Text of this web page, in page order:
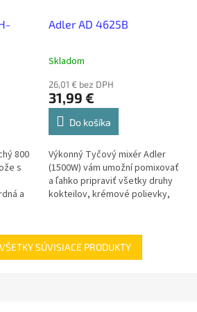
800
s
a
Adler AD 4625B
Skladom
26,01 € bez DPH
31,99 €
Do košíka
Výkonný Tyčový mixér Adler
(1500W) vám umožní pomixovať
a ľahko pripraviť všetky druhy
kokteilov, krémové polievky,
konzistenciu....
SÚVISIACE PRODUKTY